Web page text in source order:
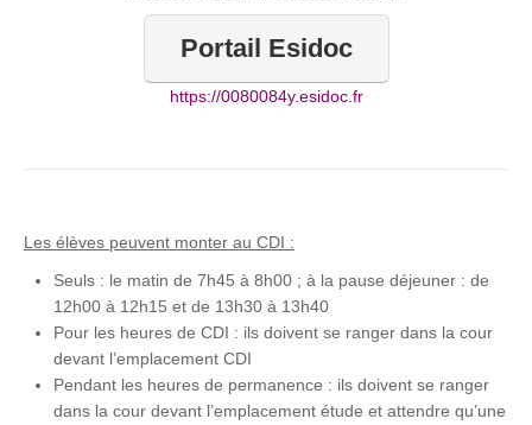
Portail Esidoc
https://0080084y.esidoc.fr
Les élèves peuvent monter au CDI :
Seuls : le matin de 7h45 à 8h00 ; à la pause déjeuner : de
12h00 à 12h15 et de 13h30 à 13h40
Pour les heures de CDI : ils doivent se ranger dans la cour
devant l’emplacement CDI
Pendant les heures de permanence : ils doivent se ranger
dans la cour devant l’emplacement étude et attendre qu’une